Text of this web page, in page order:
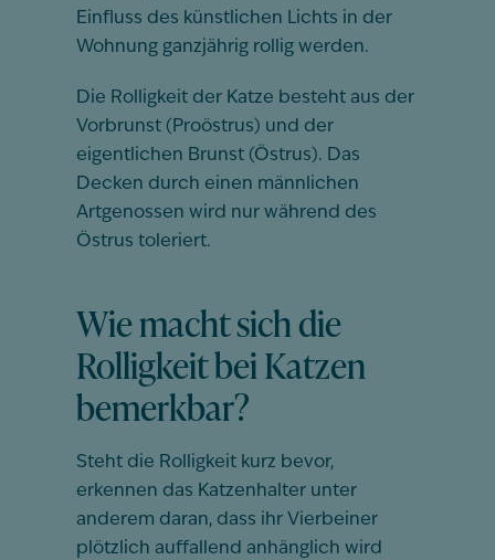
Einfluss des künstlichen Lichts in der
Wohnung ganzjährig rollig werden.
Die Rolligkeit der Katze besteht aus der
Vorbrunst (Proöstrus) und der
eigentlichen Brunst (Östrus). Das
Decken durch einen männlichen
Artgenossen wird nur während des
Östrus toleriert.
Wie macht sich die
Rolligkeit bei Katzen
bemerkbar?
Steht die Rolligkeit kurz bevor,
erkennen das Katzenhalter unter
anderem daran, dass ihr Vierbeiner
plötzlich auffallend anhänglich wird